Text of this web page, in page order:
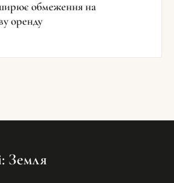
обмеження на
оренду
Земля